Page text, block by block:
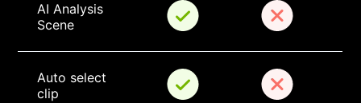
AI Analysis
Scene
Auto select
clip